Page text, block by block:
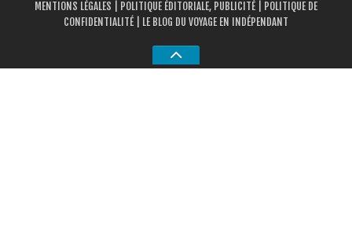
MENTIONS LÉGALES POLITIQUE ÉDITORIALE, PUBLICITÉ
POLITIQUE DE
CONFIDENTIALITÉ | LE BLOG DU VOYAGE EN INDÉPENDANT